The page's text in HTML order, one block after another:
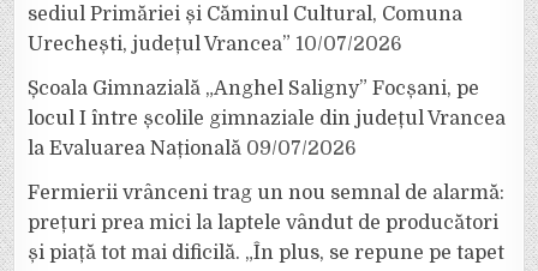
sediul Primăriei și Căminul Cultural, Comuna
Urechești, județul Vrancea” 10/07/2026
Școala Gimnazială „Anghel Saligny” Focșani, pe
locul I între școlile gimnaziale din județul Vrancea
la Evaluarea Națională 09/07/2026
Fermierii vrânceni trag un nou semnal de alarmă:
prețuri prea mici la laptele vândut de producători
și piață tot mai dificilă. „În plus, se repune pe tapet